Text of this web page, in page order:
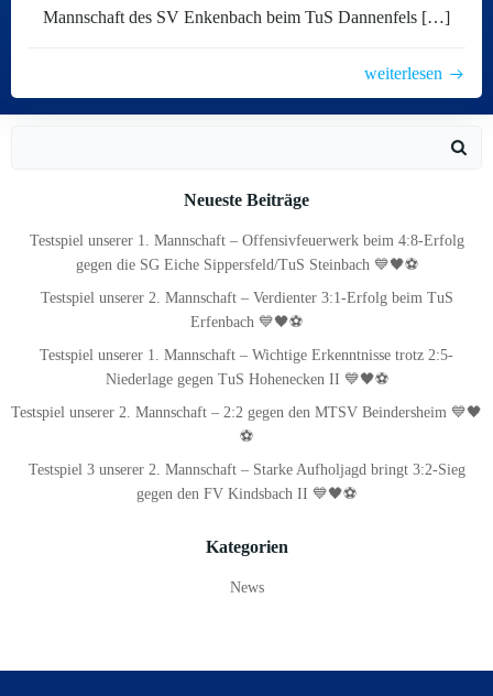
Mannschaft des SV Enkenbach beim TuS Dannenfels […]
weiterlesen
Neueste Beiträge
Testspiel unserer 1. Mannschaft – Offensivfeuerwerk beim 4:8-Erfolg
gegen die SG Eiche Sippersfeld/TuS Steinbach 💙🖤⚽
Testspiel unserer 2. Mannschaft – Verdienter 3:1-Erfolg beim TuS
Erfenbach 💙🖤⚽
Testspiel unserer 1. Mannschaft – Wichtige Erkenntnisse trotz 2:5-
Niederlage gegen TuS Hohenecken II 💙🖤⚽
Testspiel unserer 2. Mannschaft – 2:2 gegen den MTSV Beindersheim 💙🖤
⚽
Testspiel 3 unserer 2. Mannschaft – Starke Aufholjagd bringt 3:2-Sieg
gegen den FV Kindsbach II 💙🖤⚽
Kategorien
News